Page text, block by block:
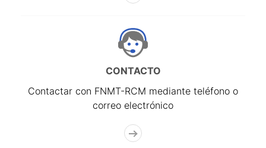
CONTACTO
Contactar con FNMT-RCM mediante teléfono o
correo electrónico